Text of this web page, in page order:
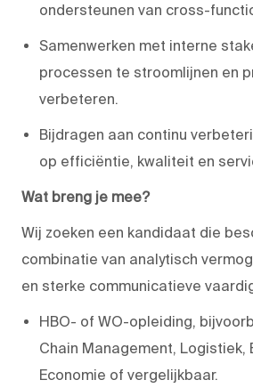
ondersteunen van cross-
Samenwerken met interne
processen te stroomlijnen en
verbeteren.
Bijdragen aan continu
op efficiëntie, kwaliteit en
Wat breng je mee?
Wij zoeken een kandidaat die
combinatie van analytisch
en sterke communicatieve
HBO- of WO-opleiding,
Chain Management, Logistiek,
Economie of vergelijkbaar.